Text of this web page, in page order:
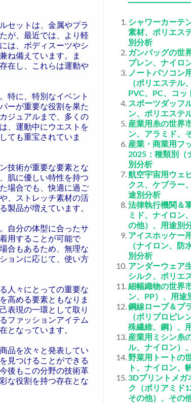
セットは、金属やプラ
が、最近では、より軽
は、ボディスーツやシ
ね備えています。ま
在し、これらは運動や
特に、特別なイベント
ーが重要な役割を果た
ジュアルまで、多くの
、運動中にウエストを
ても重宝されていま
技術が重要な要素とな
肌に優しい特性を持つ
場合でも、快適に過ご
、ストレッチ素材の活
製品が増えています。
自分の体型に合ったサ
用することが可能で
合もあるため、無理な
ョンに応じて、使い方
人々にとっての重要な
高める要素ともなりま
表現の一環として取り
ファッションアイテム
となっています。
品を次々と発表してい
見つけることができる
後もこの分野の技術革
な役割を持つ存在とな
シャワーカーテ
素材、ポリエス
別分析
ガンバッグの世
プレン、ナイロ
ノートパソコン
（ポリエステル
PVC、PC、コ
スポーツダッフ
ン、ポリエステ
産業用糸の世界
ン、アラミド、
産業・商業用フ
2025：種類別（
別分析
航空宇宙用ウェ
クス、ケブラー
途別分析
法律執行機関＆
ミド、ナイロン
の他）、用途別
アイスホッケー
（ナイロン、
別分析
アンダーウェア
シルク、ポリエ
細幅織物の世界
ン、PP）、用途
鋼線ロープ＆プ
（ポリプロピ
殊繊維、鋼）、
産業用ミシン糸
ル、ナイロン）
野菜用トートの
ト、ナイロン、
3Dプリントメガ
ク（ポリアミド
その他）、その